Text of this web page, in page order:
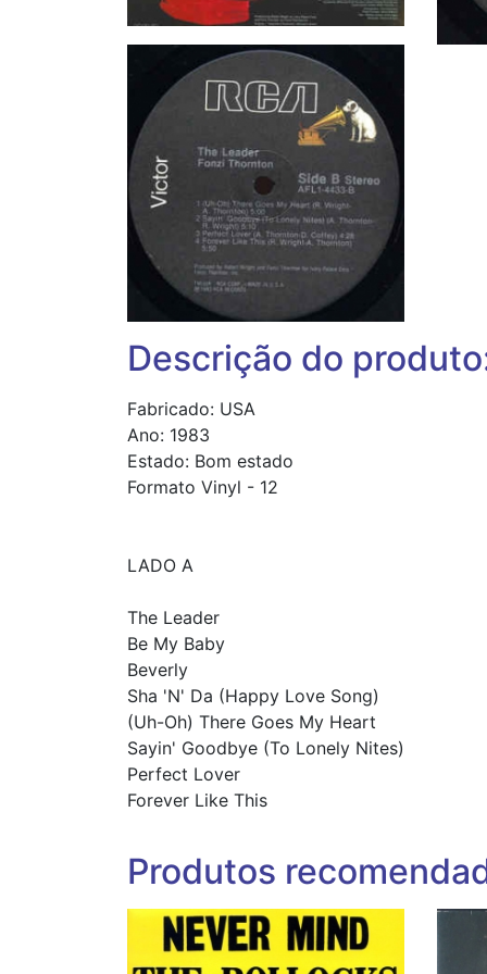
Descrição do
Fabricado: USA
Ano: 1983
Estado: Bom estado
Formato Vinyl - 12
LADO A
The Leader
Be My Baby
Beverly
Sha 'N' Da (Happy Love Song)
(Uh-Oh) There Goes My Heart
Sayin' Goodbye (To Lonely Nites)
Perfect Lover
Forever Like This
Produtos